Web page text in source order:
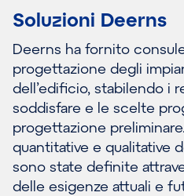
Soluzioni Deerns
Deerns ha fornito
progettazione degli
dell’edificio, stabilendo i
soddisfare e le scelte
progettazione
quantitative e qualitative
sono state definite
delle esigenze attuali e